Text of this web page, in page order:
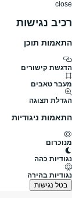
close
רכיב נגישות
התאמות תוכן
הדגשת קישורים
מעבר טאבים
הגדלת תצוגה
התאמות ניגודיות
מנוכרום
נגודיות כהה
נגודיות בהירה
בטל נגישות